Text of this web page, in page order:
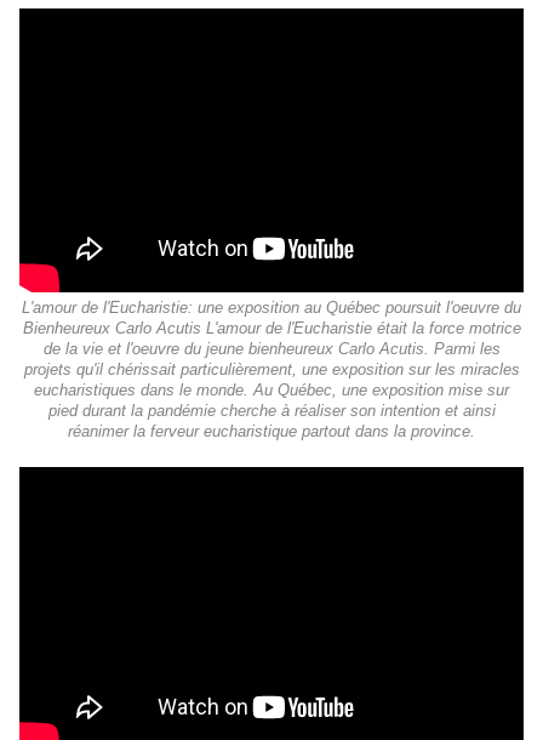
L'amour de l'Eucharistie: une exposition au Québec poursuit l'oeuvre du
Bienheureux Carlo Acutis L'amour de l'Eucharistie était la force motrice
de la vie et l'oeuvre du jeune bienheureux Carlo Acutis. Parmi les
projets qu'il chérissait particulièrement, une exposition sur les miracles
eucharistiques dans le monde. Au Québec, une exposition mise sur
pied durant la pandémie cherche à réaliser son intention et ainsi
réanimer la ferveur eucharistique partout dans la province.